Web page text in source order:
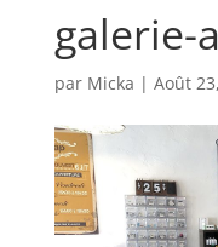
galerie-
par Micka | Août